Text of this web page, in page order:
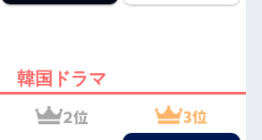
韓国ドラマ